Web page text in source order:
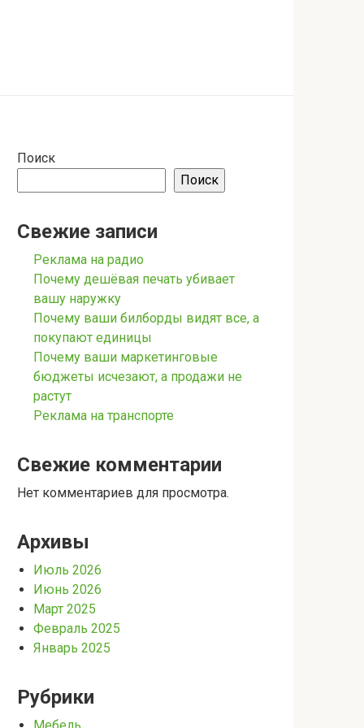
Поиск
Поиск
Свежие записи
Реклама на радио
Почему дешёвая печать убивает
вашу наружку
Почему ваши билборды видят все, а
покупают единицы
Почему ваши маркетинговые
бюджеты исчезают, а продажи не
растут
Реклама на транспорте
Свежие комментарии
Нет комментариев для просмотра.
Архивы
Июль 2026
Июнь 2026
Март 2025
Февраль 2025
Январь 2025
Рубрики